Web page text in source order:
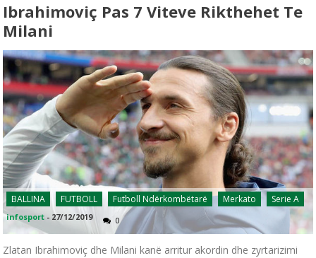
Ibrahimoviç Pas 7 Viteve Rikthehet Te
Milani
BALLINA FUTBOLL Futboll Ndërkombëtarë Merkato Serie A
infosport - 27/12/2019 0
Zlatan Ibrahimoviç dhe Milani kanë arritur akordin dhe zyrtarizimi